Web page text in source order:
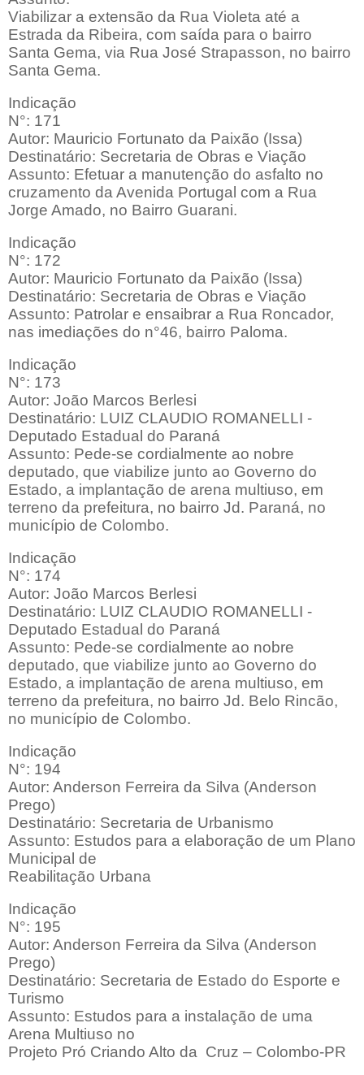
Viabilizar a extensão da Rua Violeta até a
Estrada da Ribeira, com saída para o bairro
Santa Gema, via Rua José Strapasson, no bairro
Santa Gema.
Indicação
N°: 171
Autor: Mauricio Fortunato da Paixão (Issa)
Destinatário: Secretaria de Obras e Viação
Assunto: Efetuar a manutenção do asfalto no
cruzamento da Avenida Portugal com a Rua
Jorge Amado, no Bairro Guarani.
Indicação
N°: 172
Autor: Mauricio Fortunato da Paixão (Issa)
Destinatário: Secretaria de Obras e Viação
Assunto: Patrolar e ensaibrar a Rua Roncador,
nas imediações do n°46, bairro Paloma.
Indicação
N°: 173
Autor: João Marcos Berlesi
Destinatário: LUIZ CLAUDIO ROMANELLI -
Deputado Estadual do Paraná
Assunto: Pede-se cordialmente ao nobre
deputado, que viabilize junto ao Governo do
Estado, a implantação de arena multiuso, em
terreno da prefeitura, no bairro Jd. Paraná, no
município de Colombo.
Indicação
N°: 174
Autor: João Marcos Berlesi
Destinatário: LUIZ CLAUDIO ROMANELLI -
Deputado Estadual do Paraná
Assunto: Pede-se cordialmente ao nobre
deputado, que viabilize junto ao Governo do
Estado, a implantação de arena multiuso, em
terreno da prefeitura, no bairro Jd. Belo Rincão,
no município de Colombo.
Indicação
N°: 194
Autor: Anderson Ferreira da Silva (Anderson
Prego)
Destinatário: Secretaria de Urbanismo
Assunto: Estudos para a elaboração de um Plano
Municipal de
Reabilitação Urbana
Indicação
N°: 195
Autor: Anderson Ferreira da Silva (Anderson
Prego)
Destinatário: Secretaria de Estado do Esporte e
Turismo
Assunto: Estudos para a instalação de uma
Arena Multiuso no
Projeto Pró Criando Alto da Cruz – Colombo-PR